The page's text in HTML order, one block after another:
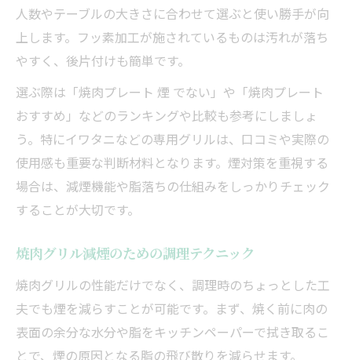
人数やテーブルの大きさに合わせて選ぶと使い勝手が向
上します。フッ素加工が施されているものは汚れが落ち
やすく、後片付けも簡単です。
選ぶ際は「焼肉プレート 煙 でない」や「焼肉プレート
おすすめ」などのランキングや比較も参考にしましょ
う。特にイワタニなどの専用グリルは、口コミや実際の
使用感も重要な判断材料となります。煙対策を重視する
場合は、減煙機能や脂落ちの仕組みをしっかりチェック
することが大切です。
焼肉グリル減煙のための調理テクニック
焼肉グリルの性能だけでなく、調理時のちょっとした工
夫でも煙を減らすことが可能です。まず、焼く前に肉の
表面の余分な水分や脂をキッチンペーパーで拭き取るこ
とで、煙の原因となる脂の飛び散りを減らせます。